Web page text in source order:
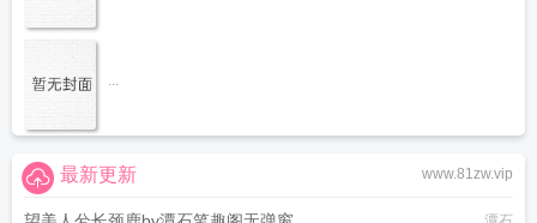
...
www.81zw.vip
最新更新